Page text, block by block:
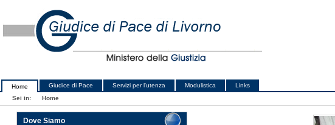
Home Giudice di Pace Servizi per l'utenza Modulistica
Links
Sei in:
Home
Dove Siamo